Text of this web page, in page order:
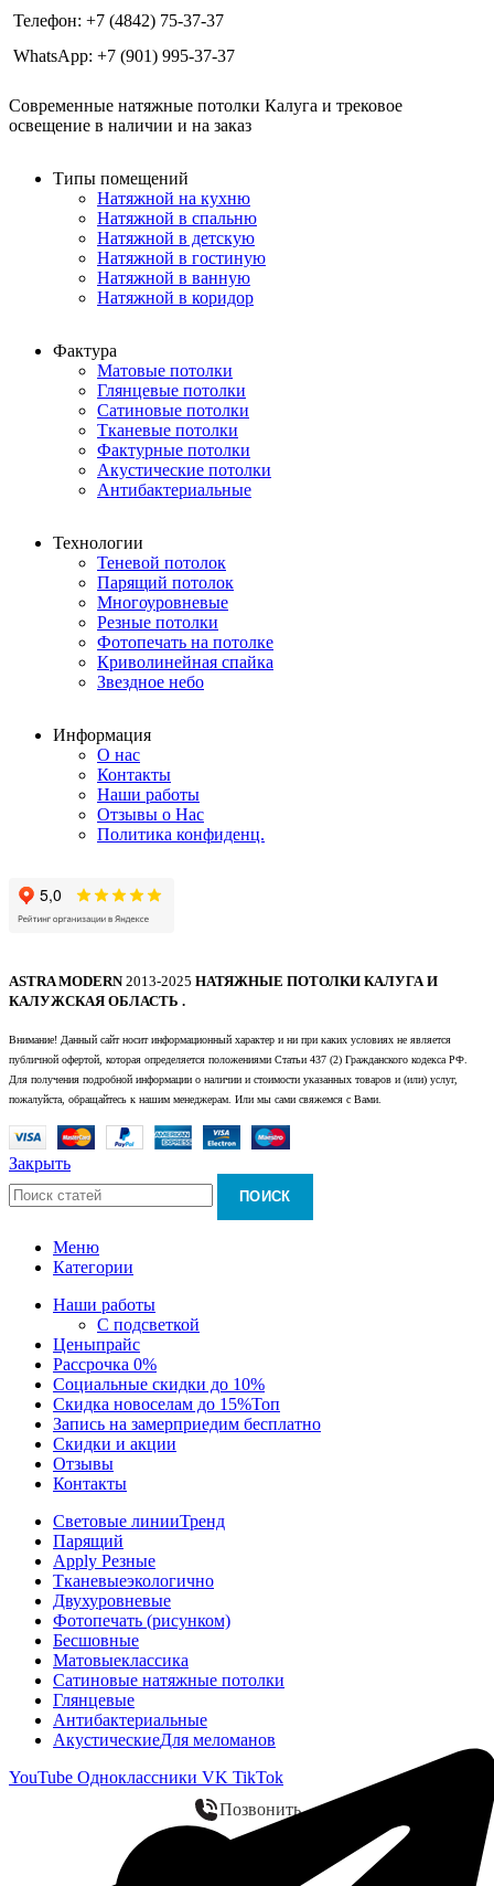
Телефон: +7 (4842) 75-37-37
WhatsApp: +7 (901) 995-37-37
Современные натяжные потолки Калуга и трековое
освещение в наличии и на заказ
Типы помещений
Натяжной на кухню
Натяжной в спальню
Натяжной в детскую
Натяжной в гостиную
Натяжной в ванную
Натяжной в коридор
Фактура
Матовые потолки
Глянцевые потолки
Сатиновые потолки
Тканевые потолки
Фактурные потолки
Акустические потолки
Антибактериальные
Технологии
Теневой потолок
Парящий потолок
Многоуровневые
Резные потолки
Фотопечать на потолке
Криволинейная спайка
Звездное небо
Информация
О нас
Контакты
Наши работы
Отзывы о Нас
Политика конфиденц.
ASTRA MODERN2013-2025 НАТЯЖНЫЕ ПОТОЛКИ КАЛУГА И
КАЛУЖСКАЯ ОБЛАСТЬ .
Внимание! Данный сайт носит информационный характер и ни при каких условиях не является
публичной офертой, которая определяется положениями Статьи 437 (2) Гражданского кодекса РФ.
Для получения подробной информации о наличии и стоимости указанных товаров и (или) услуг,
пожалуйста, обращайтесь к нашим менеджерам. Или мы сами свяжемся с Вами.
Закрыть
ПОИСК
Меню
Категории
Наши работы
С подсветкой
Ценыпрайс
Рассрочка 0%
Социальные скидки до 10%
Скидка новоселам до 15%Топ
Запись на замерприедим бесплатно
Скидки и акции
Отзывы
Контакты
Световые линииТренд
Парящий
Apply Резные
Тканевыеэкологично
Двухуровневые
Фотопечать (рисунком)
Бесшовные
Матовыеклассика
Сатиновые натяжные потолки
Глянцевые
Антибактериальные
АкустическиеДля меломанов
YouTube Одноклассники VK TikTok
Позвонить